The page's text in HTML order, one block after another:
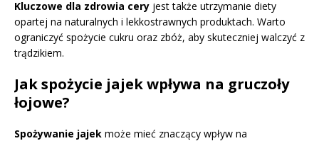
Kluczowe dla zdrowia cery jest także utrzymanie diety
opartej na naturalnych i lekkostrawnych produktach. Warto
ograniczyć spożycie cukru oraz zbóż, aby skuteczniej walczyć z
trądzikiem.
Jak spożycie jajek wpływa na gruczoły
łojowe?
Spożywanie jajek może mieć znaczący wpływ na